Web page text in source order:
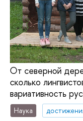
От северной
сколько
вариативность
Наука